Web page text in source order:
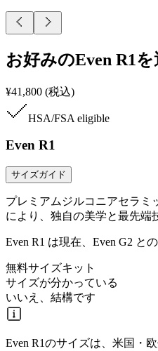
お好みのEven R1を
¥41,800 (税込)
HSA/FSA eligible
Even R1
サイズガイド
プレミアムジルコニアセラミ
により、独自の美学と最先端
Even R1 は現在、Even G2 と
無料サイズキット
サイズが分かっている
いいえ、結構です
Even R1のサイズは、米国・